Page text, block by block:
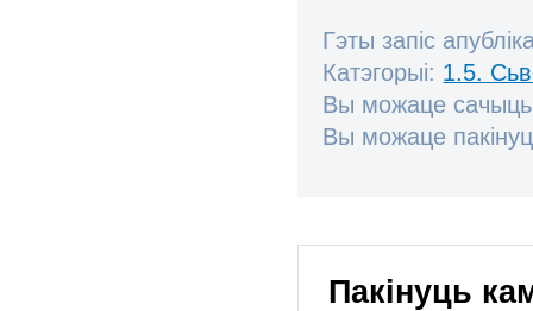
Гэты запіс
Катэгорыі: 1.5.
Вы можаце
Вы можаце
Пакінуць